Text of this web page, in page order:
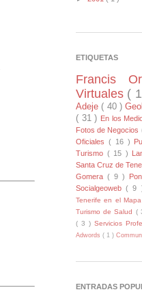
ETIQUETAS
Francis
Virtuales (
Adeje ( 40 )
( 31 ) En los
Fotos de Negocios
Oficiales ( 16 )
Turismo ( 15 )
Santa Cruz de
Gomera ( 9 )
Socialgeoweb( 9
Tenerife en el
Turismo de Salud (
( 3 )Servicios
Adwords ( 1 )
ENTRADAS